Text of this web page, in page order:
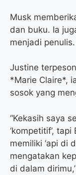
Musk
dan buku. Ia
menjadi penulis.
Justine
*Marie Claire*,
sosok yang
“Kekasih saya
‘kompetitif’,
memiliki ‘api di
mengatakan
di dalam